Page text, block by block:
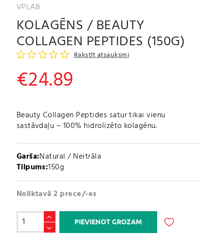
VPLAB
KOLAGĒNS / BEAUTY
COLLAGEN PEPTIDES (150G)
Rakstīt atsauksmi
€24.89
Beauty Collagen Peptides satur tikai vienu
sastāvdaļu – 100% hidrolizēto kolagēnu.
Garša:Natural / Neitrāla
Tilpums:150g
Noliktavā 2 prece/-es
Kolagēns
PIEVIENOT GROZAM